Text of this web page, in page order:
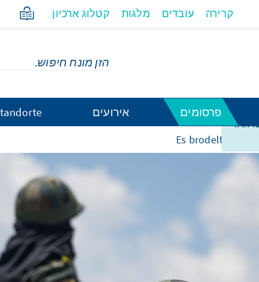
קרירה עובדים מלגות קטלוג ארכיון
פרסומים אירועים
Es brodelt im